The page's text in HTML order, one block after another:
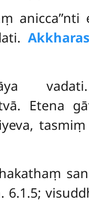
Etena
6.1.5;